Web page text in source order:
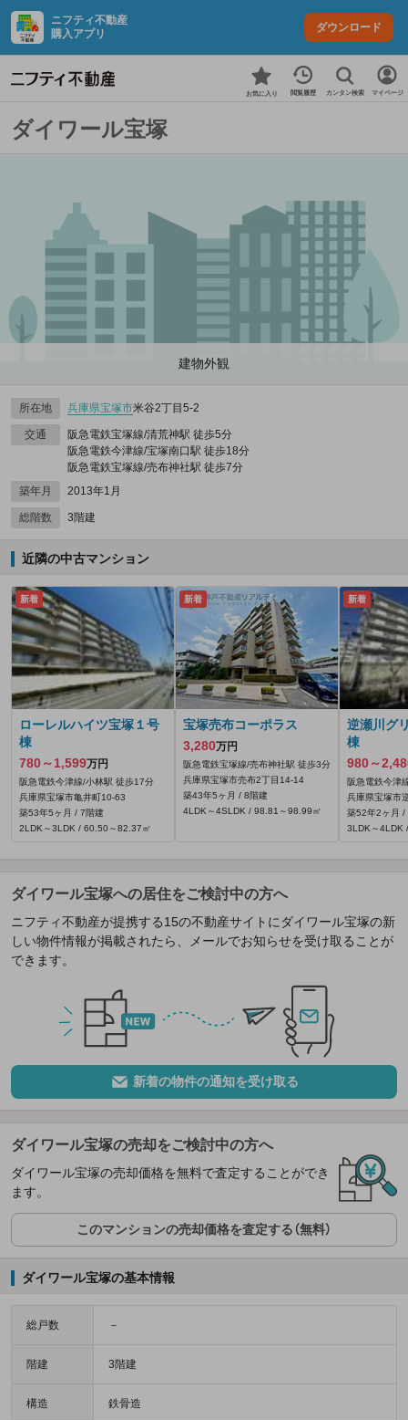
ニフティ不動産
購入アプリ
ダウンロード
お気に入り 閲覧履歴 カンタン検索 マイページ
ダイワール宝塚
建物外観
所在地 兵庫県宝塚市米谷2丁目5-2
交通
阪急電鉄宝塚線/清荒神駅 徒歩5分
阪急電鉄今津線/宝塚南口駅 徒歩18分
阪急電鉄宝塚線/売布神社駅 徒歩7分
築年月
2013年1月
総階数 3階建
近隣の中古マンション
新着
ローレルハイツ宝塚１号
棟
780～1,599万円
阪急電鉄今津線/小林駅 徒歩17分
兵庫県宝塚市亀井町10-63
築53年5ヶ月 / 7階建
2LDK～3LDK / 60.50～82.37㎡
新着
宝塚売布コーポラス
3,280万円
阪急電鉄宝塚線/売布神社駅 徒歩3分
兵庫県宝塚市売布2丁目14-14
築43年5ヶ月 / 8階建
4LDK～4SLDK / 98.81～98.99㎡
新着
逆瀬川グ
棟
980～
阪急電鉄今津
兵庫県宝塚市
築52年2ヶ月 /
3LDK～4LDK
ダイワール宝塚への居住をご検討中の方へ
ニフティ不動産が提携する15の不動産サイトにダイワール宝塚の新
しい物件情報が掲載されたら、メールでお知らせを受け取ることが
できます。
新着の物件の通知を受け取る
ダイワール宝塚の売却をご検討中の方へ
ダイワール宝塚の売却価格を無料で査定することができ
ます。
このマンションの売却価格を査定する（無料）
ダイワール宝塚の基本情報
総戸数 －
階建 3階建
構造 鉄骨造